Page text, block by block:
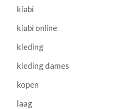
kiabi
kiabi online
kleding
kleding dames
kopen
laag